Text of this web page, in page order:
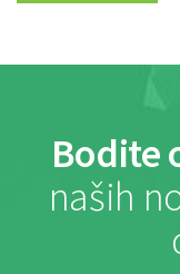
Bodite
naših